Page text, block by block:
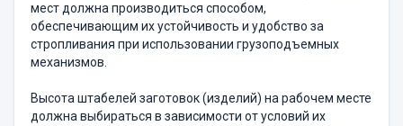
мест должна производиться способом,
обеспечивающим их устойчивость и удобство за
стропливания при использовании грузоподъемных
механизмов.
Высота штабелей заготовок (изделий) на рабочем месте
должна выбираться в зависимости от условий их